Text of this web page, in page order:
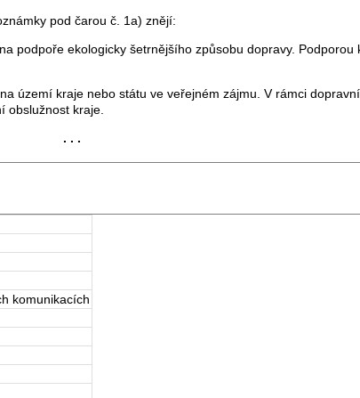
pod čarou č. 1a) znějí:
ekologicky šetrnějšího způsobu dopravy. Podporou
kraje nebo státu ve veřejném zájmu. V rámci
obslužnost kraje.
. . .
komunikacích